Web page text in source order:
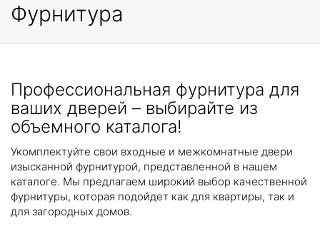
Фурнитура
Профессиональная фурнитура для
ваших дверей – выбирайте из
объемного каталога!
Укомплектуйте свои входные и межкомнатные двери
изысканной фурнитурой, представленной в нашем
каталоге. Мы предлагаем широкий выбор качественной
фурнитуры, которая подойдет как для квартиры, так и
для загородных домов.